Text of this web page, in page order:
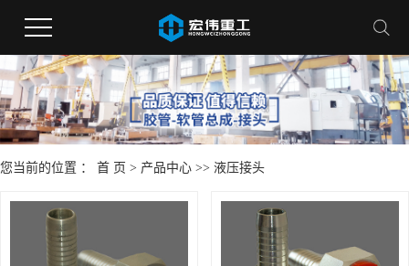
您当前的位置 ： 首 页 > 产品中心 >> 液压接头